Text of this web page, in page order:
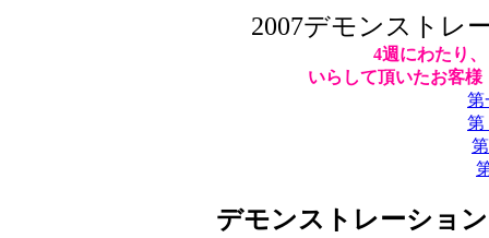
2007デモンストレ
4週にわたり
いらして頂いたお客
第
第
デモンストレーショ